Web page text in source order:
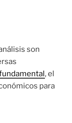
son
, el
para